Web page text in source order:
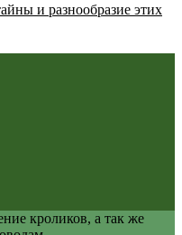
и разнообразие этих
кроликов, а так же